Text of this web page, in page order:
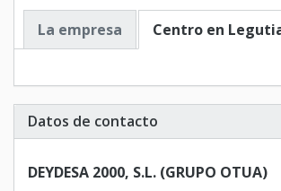
La empresa Centro en
Datos de contacto
DEYDESA 2000, S.L. (GRUPO OTUA)